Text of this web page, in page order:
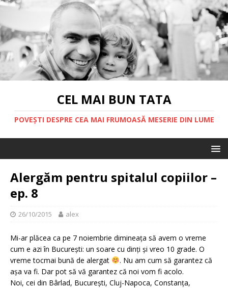
CEL MAI BUN TATA
POVEȘTI DESPRE CEA MAI FRUMOASĂ MESERIE DIN LUME
Alergăm pentru spitalul copiilor –
ep. 8
26/10/2015 alex
Mi-ar plăcea ca pe 7 noiembrie dimineața să avem o vreme
cum e azi în București: un soare cu dinți și vreo 10 grade. O
vreme tocmai bună de alergat
. Nu am cum să garantez că
așa va fi. Dar pot să vă garantez că noi vom fi acolo.
Noi, cei din Bârlad, București, Cluj-Napoca, Constanța,